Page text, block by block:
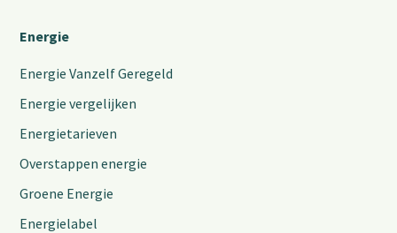
Energie
Energie Vanzelf Geregeld
Energie vergelijken
Energietarieven
Overstappen energie
Groene Energie
Energielabel